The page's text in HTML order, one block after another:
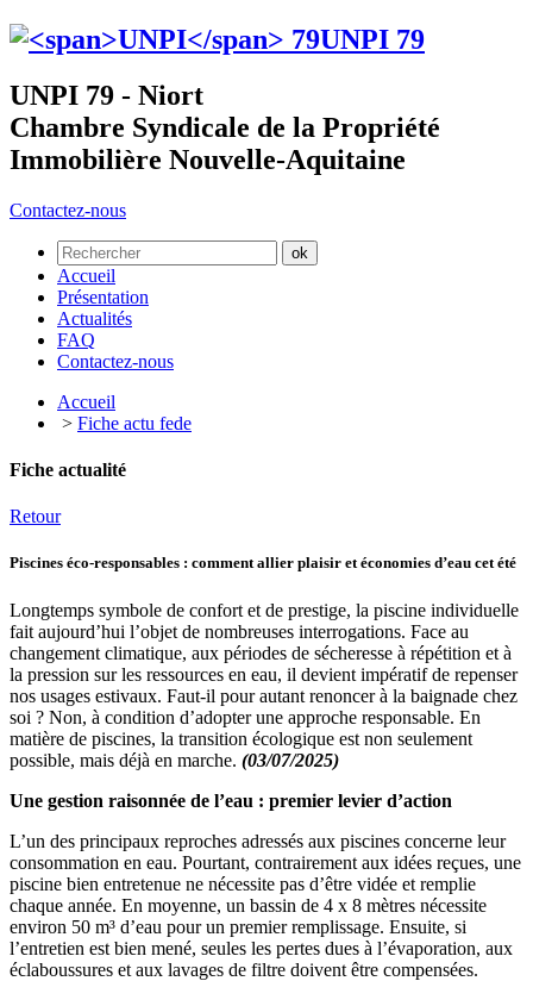
UNPI 79
UNPI 79 - Niort
Chambre Syndicale de la Propriété
Immobilière Nouvelle-Aquitaine
Contactez-nous
Accueil
Présentation
Actualités
FAQ
Contactez-nous
Accueil
> Fiche actu fede
Fiche actualité
Retour
Piscines éco-responsables : comment allier plaisir et économies d’eau cet été
Longtemps symbole de confort et de prestige, la piscine individuelle
fait aujourd’hui l’objet de nombreuses interrogations. Face au
changement climatique, aux périodes de sécheresse à répétition et à
la pression sur les ressources en eau, il devient impératif de repenser
nos usages estivaux. Faut-il pour autant renoncer à la baignade chez
soi ? Non, à condition d’adopter une approche responsable. En
matière de piscines, la transition écologique est non seulement
possible, mais déjà en marche. (03/07/2025)
Une gestion raisonnée de l’eau : premier levier d’action
L’un des principaux reproches adressés aux piscines concerne leur
consommation en eau. Pourtant, contrairement aux idées reçues, une
piscine bien entretenue ne nécessite pas d’être vidée et remplie
chaque année. En moyenne, un bassin de 4 x 8 mètres nécessite
environ 50 m³ d’eau pour un premier remplissage. Ensuite, si
l’entretien est bien mené, seules les pertes dues à l’évaporation, aux
éclaboussures et aux lavages de filtre doivent être compensées.